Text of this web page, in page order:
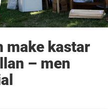
make kastar
– men